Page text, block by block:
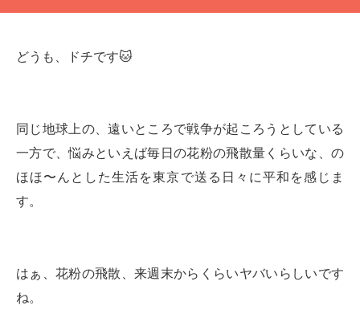
どうも、ドチです🐱
同じ地球上の、遠いところで戦争が起ころうとしている
一方で、悩みといえば毎日の花粉の飛散量くらいな、の
ほほ〜んとした生活を東京で送る日々に平和を感じま
す。
はぁ、花粉の飛散、来週末からくらいヤバいらしいです
ね。